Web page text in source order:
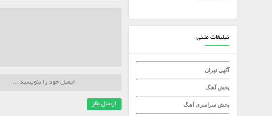
تبلیغات متنی
آگهی تهران
پخش آهنگ
پخش سراسری آهنگ